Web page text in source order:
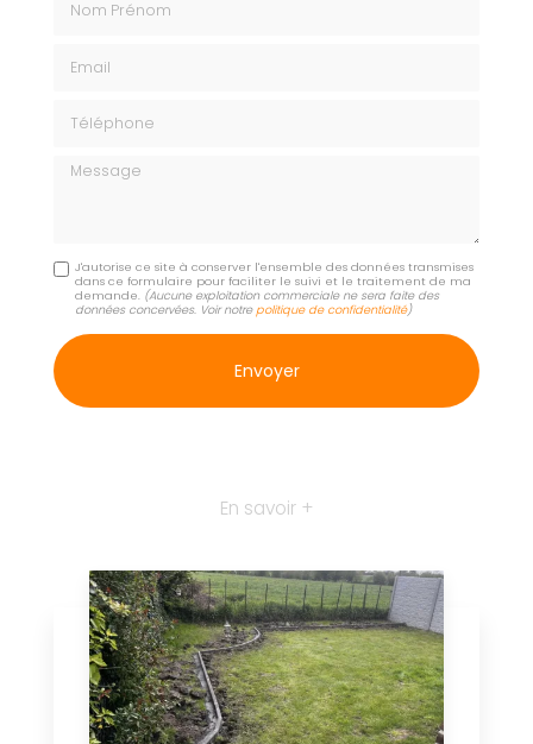
Message
J'autorise ce site à conserver l'ensemble des données transmises
dans ce formulaire pour faciliter le suivi et le traitement de ma
demande. (Aucune exploitation commerciale ne sera faite des
données concervées. Voir notrepolitique de confidentialité)
En savoir +